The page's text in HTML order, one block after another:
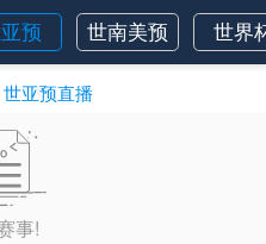
预 世南美预 世界
世亚预直播
事!